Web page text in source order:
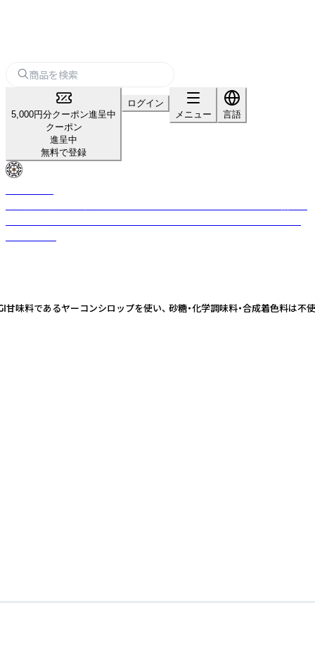
5,000円分クーポン進呈中
クーポン
進呈中
無料で登録
ログイン
メニュー
言語
であるヤーコンシロップを使い、 砂糖・化学調味料・合成着色